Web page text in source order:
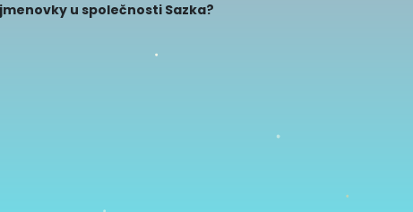
u společnosti Sazka?